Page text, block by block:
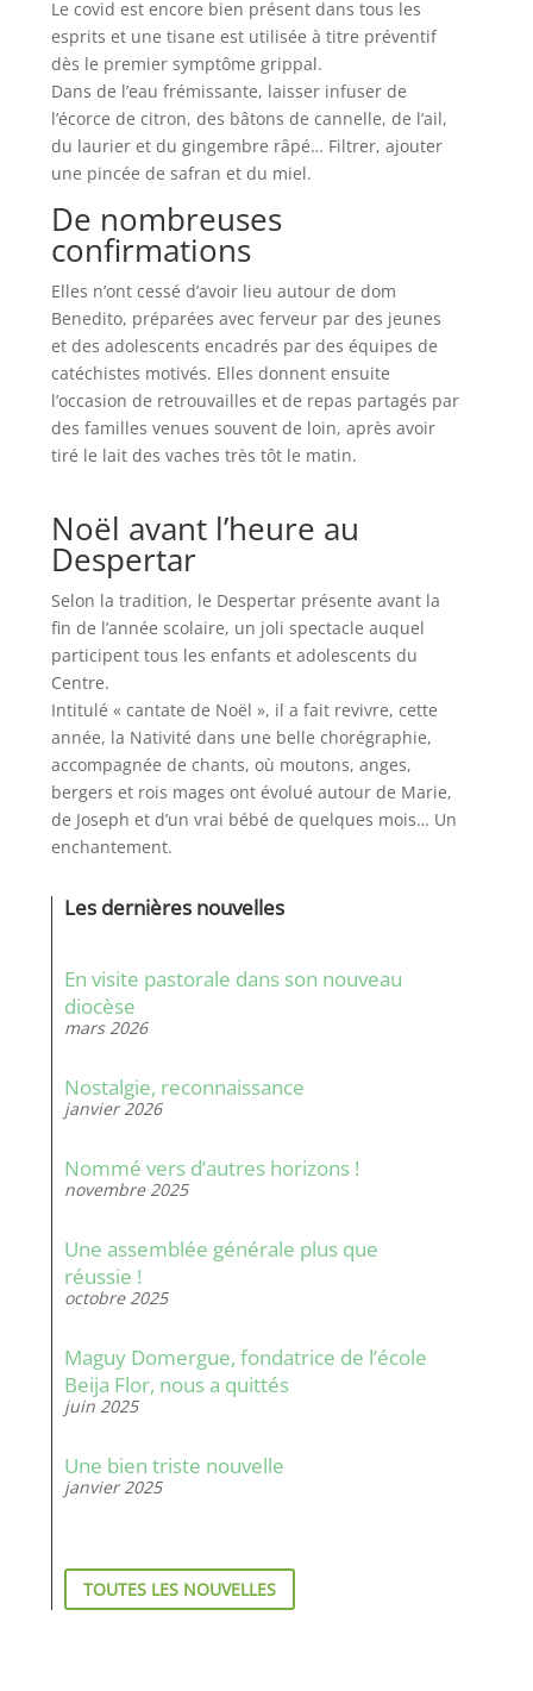
Le covid est encore bien présent dans tous les
esprits et une tisane est utilisée à titre préventif
dès le premier symptôme grippal.
Dans de l’eau frémissante, laisser infuser de
l’écorce de citron, des bâtons de cannelle, de l’ail,
du laurier et du gingembre râpé… Filtrer, ajouter
une pincée de safran et du miel.
De nombreuses
confirmations
Elles n’ont cessé d’avoir lieu autour de dom
Benedito, préparées avec ferveur par des jeunes
et des adolescents encadrés par des équipes de
catéchistes motivés. Elles donnent ensuite
l’occasion de retrouvailles et de repas partagés par
des familles venues souvent de loin, après avoir
tiré le lait des vaches très tôt le matin.
Noël avant l’heure au
Despertar
Selon la tradition, le Despertar présente avant la
fin de l’année scolaire, un joli spectacle auquel
participent tous les enfants et adolescents du
Centre.
Intitulé « cantate de Noël », il a fait revivre, cette
année, la Nativité dans une belle chorégraphie,
accompagnée de chants, où moutons, anges,
bergers et rois mages ont évolué autour de Marie,
de Joseph et d’un vrai bébé de quelques mois… Un
enchantement.
Les dernières nouvelles
En visite pastorale dans son nouveau
diocèse
mars 2026
Nostalgie, reconnaissance
janvier 2026
Nommé vers d’autres horizons !
novembre 2025
Une assemblée générale plus que
réussie !
octobre 2025
Maguy Domergue, fondatrice de l’école
Beija Flor, nous a quittés
juin 2025
Une bien triste nouvelle
janvier 2025
TOUTES LES NOUVELLES